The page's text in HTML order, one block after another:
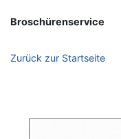
Broschürenservice
Zurück zur Startseite